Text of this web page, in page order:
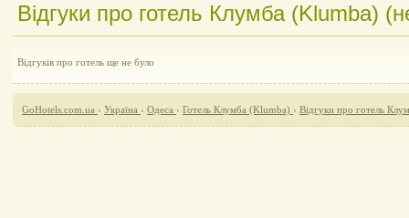
Відгуки про готель Клумба (Klumba)
Відгуків про готель ще не було
GoHotels.com.ua › Україна › Одеса › Готель Клумба (Klumba) › Відгуки про готель